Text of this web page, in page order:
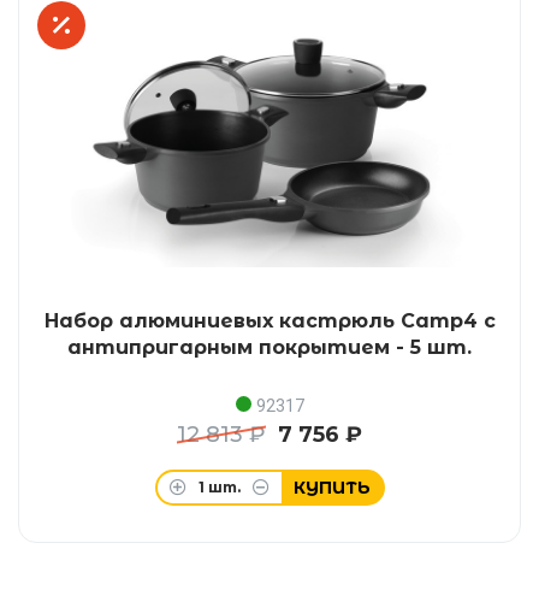
Набор алюминиевых кастрюль Camp4 с
антипригарным покрытием - 5 шт.
92317
12 813 ₽ 7 756 ₽
1 шт. КУПИТЬ